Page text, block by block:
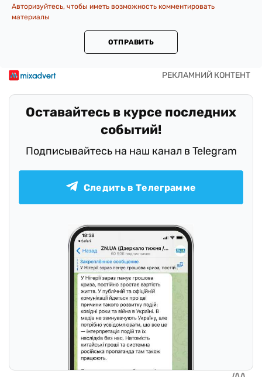
Авторизуйтесь, чтобы иметь возможность комментировать
материалы
ОТПРАВИТЬ
Оставайтесь в курсе последних
событий!
Подписывайтесь на наш канал в Telegram
Следить в Телеграмме